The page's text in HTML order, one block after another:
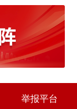
举报平台